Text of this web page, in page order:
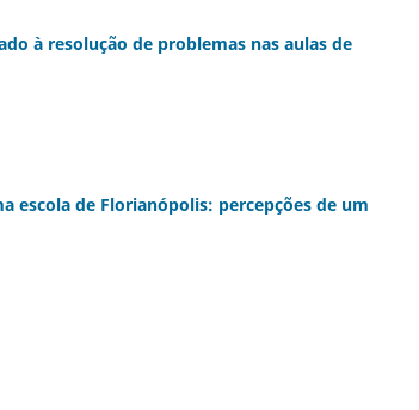
à resolução de problemas nas aulas de
escola de Florianópolis: percepções de um